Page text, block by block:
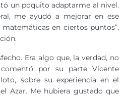
un poquito adaptarme al nivel.
me ayudó a mejorar en ese
en ciertos puntos”,
Era algo que, la verdad, no
por su parte Vicente
sobre su experiencia en el
Azar. Me hubiera gustado que